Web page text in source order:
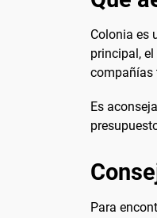
Colonia es
principal,
compañías
Es
Para